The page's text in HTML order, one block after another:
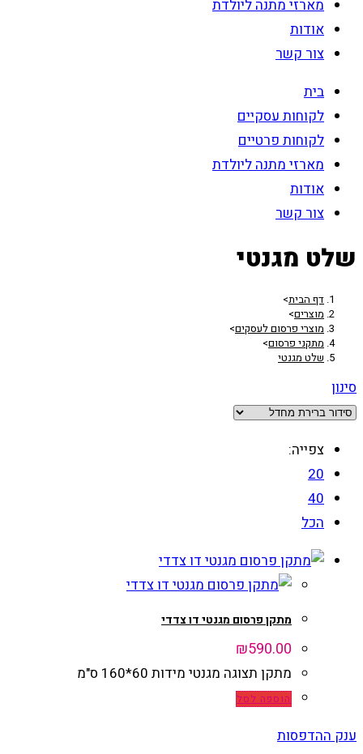
מארזי מתנה ליולדת
אודות
צור קשר
בית
לקוחות עסקיים
לקוחות פרטיים
מארזי מתנה ליולדת
אודות
צור קשר
שלט מגנטי
דף הבית>
מוצרים>
מוצרי פרסום לעסקים>
מתקני פרסום>
שלט מגנטי
סינון
צפייה:
20
40
הכל
מתקן פרסום מגנטי דו צדדי
₪590.00
מתקן תצוגה מגנטי מידות 60*160 ס"מ
הוספה לסל
ענק ההדפסות